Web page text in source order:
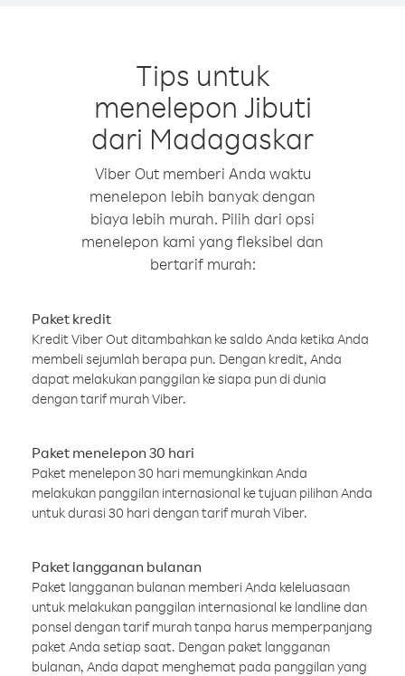
Tips untuk
menelepon Jibuti
dari Madagaskar
Viber Out memberi Anda waktu
menelepon lebih banyak dengan
biaya lebih murah. Pilih dari opsi
menelepon kami yang fleksibel dan
bertarif murah:
Paket kredit
Kredit Viber Out ditambahkan ke saldo Anda ketika Anda
membeli sejumlah berapa pun. Dengan kredit, Anda
dapat melakukan panggilan ke siapa pun di dunia
dengan tarif murah Viber.
Paket menelepon 30 hari
Paket menelepon 30 hari memungkinkan Anda
melakukan panggilan internasional ke tujuan pilihan Anda
untuk durasi 30 hari dengan tarif murah Viber.
Paket langganan bulanan
Paket langganan bulanan memberi Anda keleluasaan
untuk melakukan panggilan internasional ke landline dan
ponsel dengan tarif murah tanpa harus memperpanjang
paket Anda setiap saat. Dengan paket langganan
bulanan, Anda dapat menghemat pada panggilan yang